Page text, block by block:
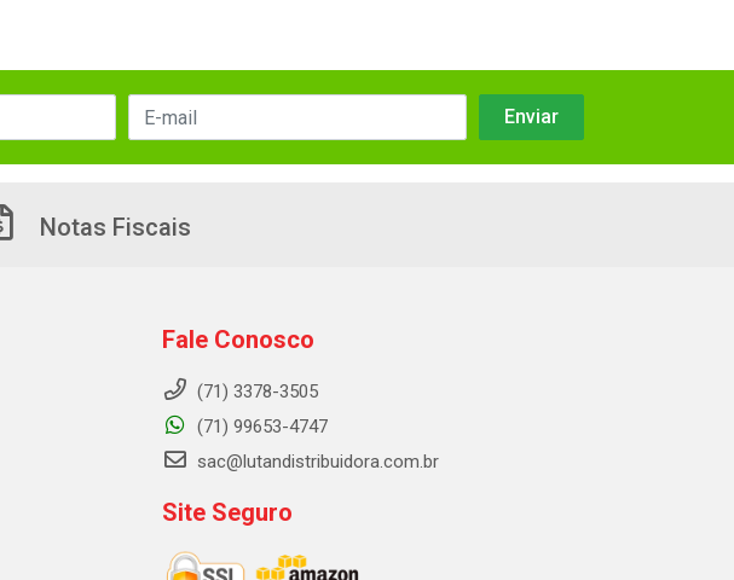
Notas Fiscais
Fale Conosco
(71) 3378-3505
(71) 99653-4747
sac@lutandistribuidora.com.br
Site Seguro